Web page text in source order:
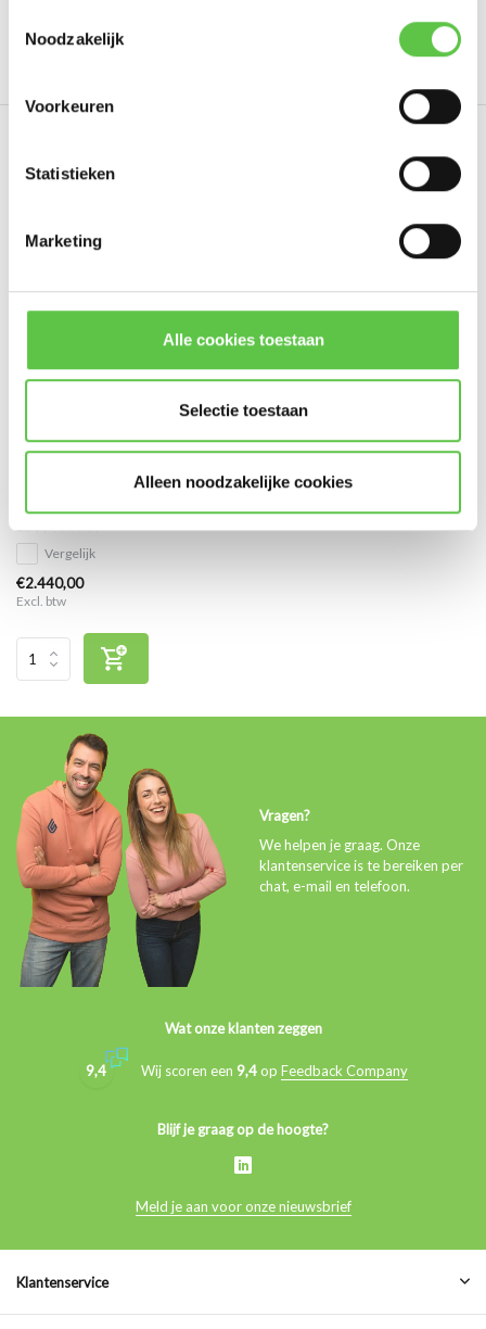
Noodzakelijk
Voorkeuren
Statistieken
Marketing
Alle cookies toestaan
Selectie toestaan
Alleen noodzakelijke cookies
3095060 LIC-
Cisco Meraki MX84 Enterprise
Vergelijk
€2.440,00
Excl. btw
Vragen?
We helpen je graag. Onze
klantenservice is te bereiken per
chat, e-mail en telefoon.
Wat onze klanten zeggen
9,4 Wij scoren een 9,4op Feedback Company
Blijf je graag op de hoogte?
Meld je aan voor onze nieuwsbrief
Klantenservice
Abonneer
* Lees hier de wettelijke beperkingen